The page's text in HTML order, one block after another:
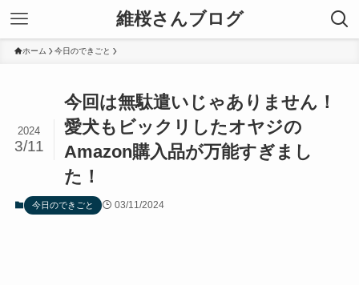
維桜さんブログ
ホーム 今日のできごと
今回は無駄遣いじゃありません！
愛犬もビックリしたオヤジの
Amazon購入品が万能すぎまし
た！
2024
3/11
今日のできごと 03/11/2024